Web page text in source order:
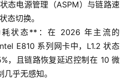
态电源管理（ASPM）与链路速
态切换。
状态**：在 2026 年主流的
E810 系列网卡中，L1.2 状态
，且链路恢复延迟控制在 10 微
乎无感知。